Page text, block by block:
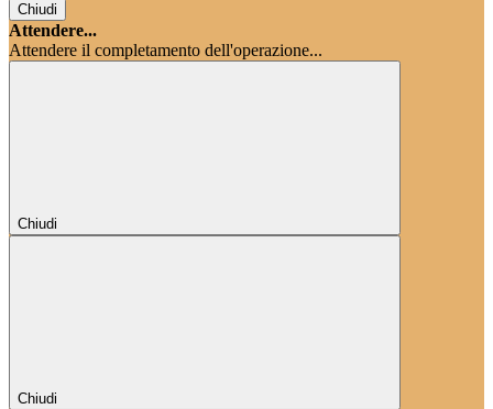
Chiudi
Attendere...
Attendere il completamento dell'operazione...
Chiudi
Chiudi